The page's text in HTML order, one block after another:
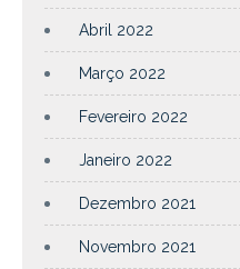
Abril 2022
Março 2022
Fevereiro 2022
Janeiro 2022
Dezembro 2021
Novembro 2021